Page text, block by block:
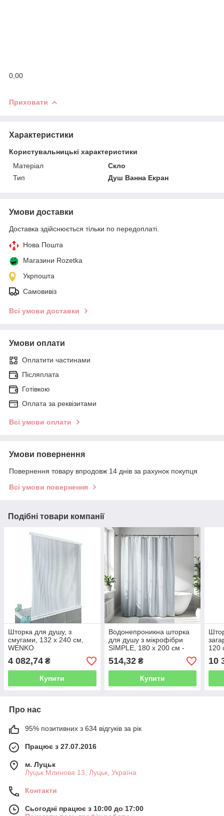
0,00
Приховати
Характеристики
Користувальницькі характеристики
Матеріал
Скло
Тип
Душ Ванна Екран
Умови доставки
Доставка здійснюється тільки по передоплаті.
Нова Пошта
Магазини Rozetka
Укрпошта
Самовивіз
Всі умови доставки
Умови оплати
Оплатити частинами
Післяплата
Готівкою
Оплата за реквізитами
Всі умови оплати
Умови повернення
Повернення товару впродовж 14 днів за рахунок покупця
Всі умови повернення
Подібні товари компанії
Шторка для душу, з
смугами, 132 x 240 см,
WENKO
4 082,74 ₴
Купити
Водонепроникна шторка
для душу з мікрофібри
SIMPLE, 180 x 200 см -
світло-сіра
514,32₴
Купити
120
10
Про нас
95% позитивних з 634 відгуків за рік
Працює з 27.07.2016
м. Луцьк
Луцьк Млинова 13, Луцьк, Україна
Контакти
Сьогодні працює з 10:00 до 17:00